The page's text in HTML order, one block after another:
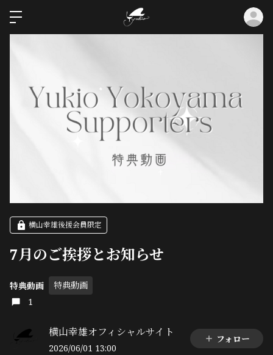
横山幸雄後援会員限定
7月のご挨拶とお知らせ
特典動画
特典動画
1
横山幸雄オフィシャルサイト
2026/06/01 13:00
フォロー